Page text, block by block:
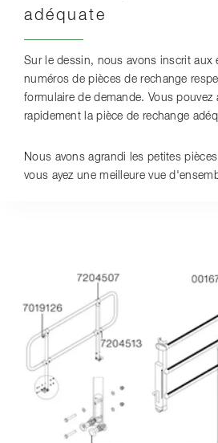
adéquate
Sur le dessin, nous avons inscrit aux
numéros de pièces de rechange
formulaire de demande. Vous pouvez
rapidement la pièce de rechange
Nous avons agrandi les petites
vous ayez une meilleure vue